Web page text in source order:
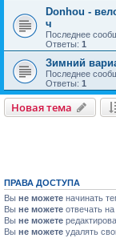
Donhou -
ч
Последнее
Ответы: 1
Зимний
Последнее
Ответы: 1
Новая тема
ПРАВА ДОСТУПА
Вы не можете начинать
Вы не можете отвечать
Вы не можете
Вы не можете удалять